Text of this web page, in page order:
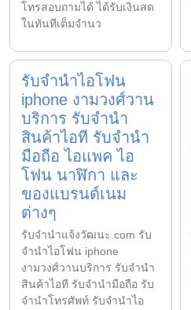
โทรสอบถามได้ ได้รับเงินสด
ในทันทีเต็มจำนว
รับจำนำไอโฟน
iphone งามวงศ์วาน
บริการ รับจำนำ
สินค้าไอที รับจำนำ
มือถือ ไอแพค ไอ
โฟน นาฬิกา และ
ของแบรนด์เนม
ต่างๆ
รับจํานําแจ้งวัฒนะ.com รับ
จำนำไอโฟน iphone
งามวงศ์วานบริการ รับจำนำ
สินค้าไอที รับจำนำมือถือ รับ
จำนำโทรศัพท์ รับจำนำไอ